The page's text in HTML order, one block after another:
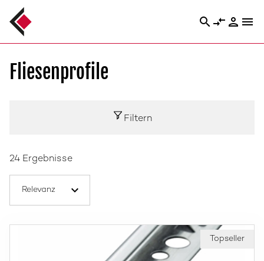
search compare_arrows person menu
Fliesenprofile
Filtern
24 Ergebnisse
Topseller